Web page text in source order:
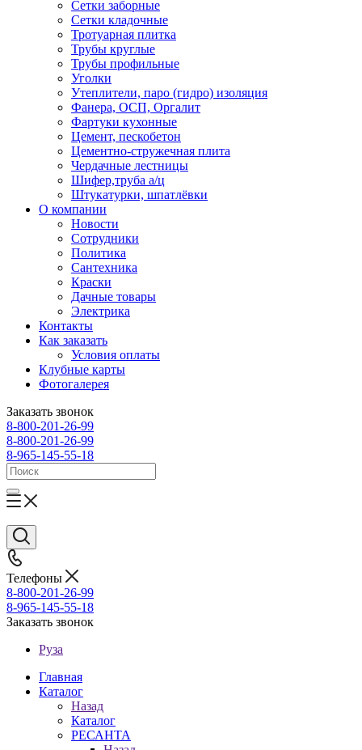
Сетки заборные
Сетки кладочные
Тротуарная плитка
Трубы круглые
Трубы профильные
Уголки
Утеплители, паро (гидро) изоляция
Фанера, ОСП, Оргалит
Фартуки кухонные
Цемент, пескобетон
Цементно-стружечная плита
Чердачные лестницы
Шифер,труба а/ц
Штукатурки, шпатлёвки
О компании
Новости
Сотрудники
Политика
Сантехника
Краски
Дачные товары
Электрика
Контакты
Как заказать
Условия оплаты
Клубные карты
Фотогалерея
Заказать звонок
8-800-201-26-99
8-800-201-26-99
8-965-145-55-18
Телефоны
8-800-201-26-99
8-965-145-55-18
Заказать звонок
Руза
Главная
Каталог
Назад
Каталог
РЕСАНТА